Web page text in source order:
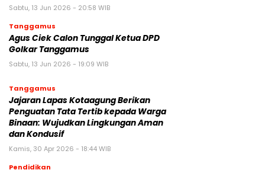
Sabtu, 13 Jun 2026 - 20:58 WIB
Tanggamus
Agus Ciek Calon Tunggal Ketua DPD
Golkar Tanggamus
Sabtu, 13 Jun 2026 - 19:09 WIB
Tanggamus
Jajaran Lapas Kotaagung Berikan
Penguatan Tata Tertib kepada Warga
Binaan: Wujudkan Lingkungan Aman
dan Kondusif
Kamis, 30 Apr 2026 - 18:44 WIB
Pendidikan